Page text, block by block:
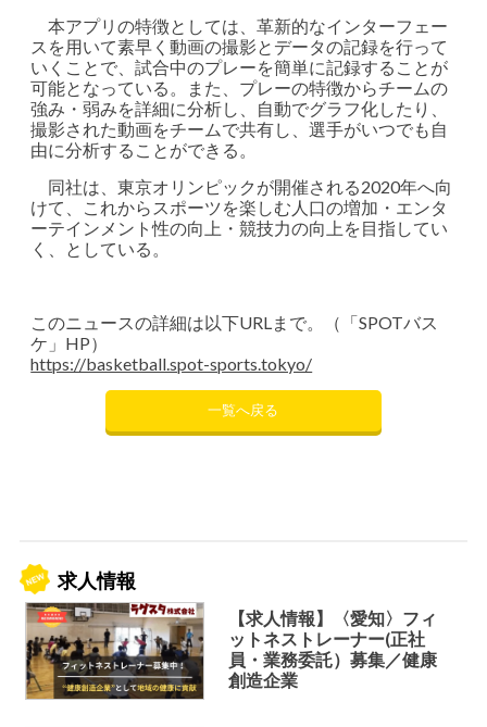
本アプリの特徴としては、革新的なインターフェー
スを用いて素早く動画の撮影とデータの記録を行って
いくことで、試合中のプレーを簡単に記録することが
可能となっている。また、プレーの特徴からチームの
強み・弱みを詳細に分析し、自動でグラフ化したり、
撮影された動画をチームで共有し、選手がいつでも自
由に分析することができる。
同社は、東京オリンピックが開催される2020年へ向
けて、これからスポーツを楽しむ人口の増加・エンタ
ーテインメント性の向上・競技力の向上を目指してい
く、としている。
このニュースの詳細は以下URLまで。（「SPOTバス
ケ」HP）
https://basketball.spot-sports.tokyo/
一覧へ戻る
求人情報
【求人情報】〈愛知〉フィ
ットネストレーナー(正社
員・業務委託）募集／健康
創造企業